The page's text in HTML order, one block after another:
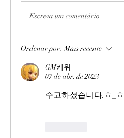
Escreva um comentário
Ordenar por: Mais recente
GM키위
07 de abr. de 2023
수고하셨습니다.ㅎ_ㅎ